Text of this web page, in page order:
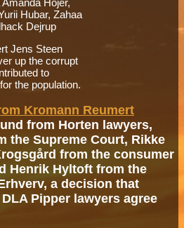
Jens Steen
up the corrupt
to
the population.
Kromann Reumert
from Horten lawyers,
the Supreme Court, Rikke
from the consumer
Henrik Hyltoft from the
a decision that
Pipper lawyers agree